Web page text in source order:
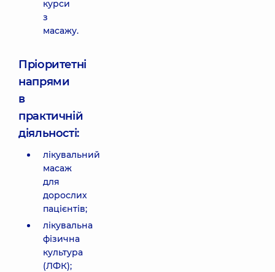
курси
з
масажу.
Пріоритетні
напрями
в
практичній
діяльності:
лікувальний
масаж
для
дорослих
пацієнтів;
лікувальна
фізична
культура
(ЛФК);